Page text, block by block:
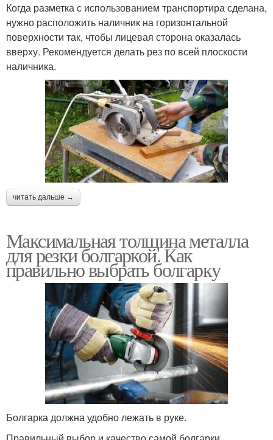
Когда разметка с использованием транспортира сделана,
нужно расположить наличник на горизонтальной
поверхности так, чтобы лицевая сторона оказалась
вверху. Рекомендуется делать рез по всей плоскости
наличника.
читать дальше →
Максимальная толщина металла
для резки болгаркой. Как
правильно выбрать болгарку
Болгарка должна удобно лежать в руке.